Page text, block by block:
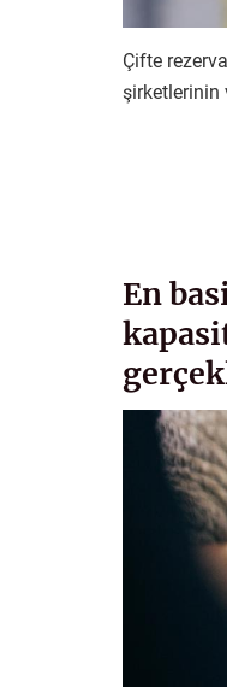
Çifte
şirketlerinin
En